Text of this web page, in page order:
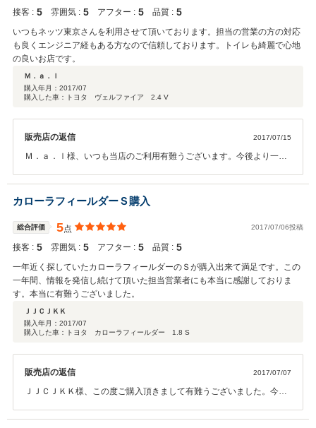
接客 : 5 雰囲気 : 5 アフター : 5 品質 : 5
いつもネッツ東京さんを利用させて頂いております。担当の営業の方の対応
も良くエンジニア経もある方なので信頼しております。トイレも綺麗で心地
の良いお店です。
Ｍ．ａ．ｌ
購入年月： 2017/07
購入した車：トヨタ ヴェルファイア 2.4 V
販売店の返信 2017/07/15
Ｍ．ａ．ｌ様、いつも当店のご利用有難うございます。今後より一層
カローラフィールダーＳ購入
総合評価 5点 2017/07/06投稿
接客 : 5 雰囲気 : 5 アフター : 5 品質 : 5
一年近く探していたカローラフィールダーのＳが購入出来て満足です。この
一年間、情報を発信し続けて頂いた担当営業者にも本当に感謝しておりま
す。本当に有難うございました。
ＪＪＣＪＫＫ
購入年月： 2017/07
購入した車：トヨタ カローラフィールダー 1.8 S
販売店の返信 2017/07/07
ＪＪＣＪＫＫ様、この度ご購入頂きまして有難うございました。今ま
今後共、宜しくお願い致します。